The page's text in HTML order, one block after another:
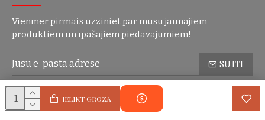
IELIKT GROZĀ
Vienmēr pirmais uzziniet par mūsu jaunajiem
produktiem un īpašajiem piedāvājumiem!
SŪTĪT
Esmu iepazinies(-usies) ar sadaļu Konfidencialitātes politika
piekrītu visiem minētajiem noteikumiem